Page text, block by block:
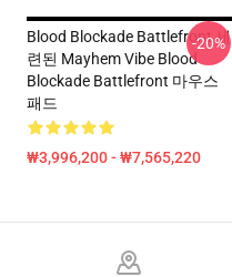
Blood Blockade Battlefront 세
련된 Mayhem Vibe Blood
Blockade Battlefront 마우스
패드
₩3,996,200 - ₩7,565,220
-20%